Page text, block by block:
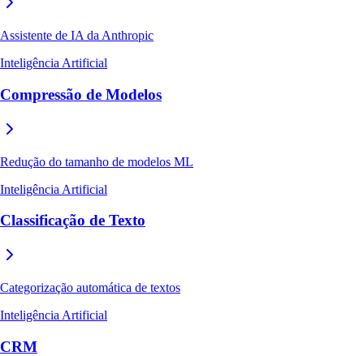
Assistente de IA da Anthropic
Inteligência Artificial
Compressão de Modelos
Redução do tamanho de modelos ML
Inteligência Artificial
Classificação de Texto
Categorização automática de textos
Inteligência Artificial
CRM